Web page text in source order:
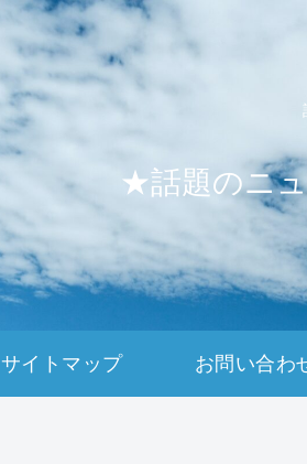
★話題のニュ
サイトマップ お問い合わ